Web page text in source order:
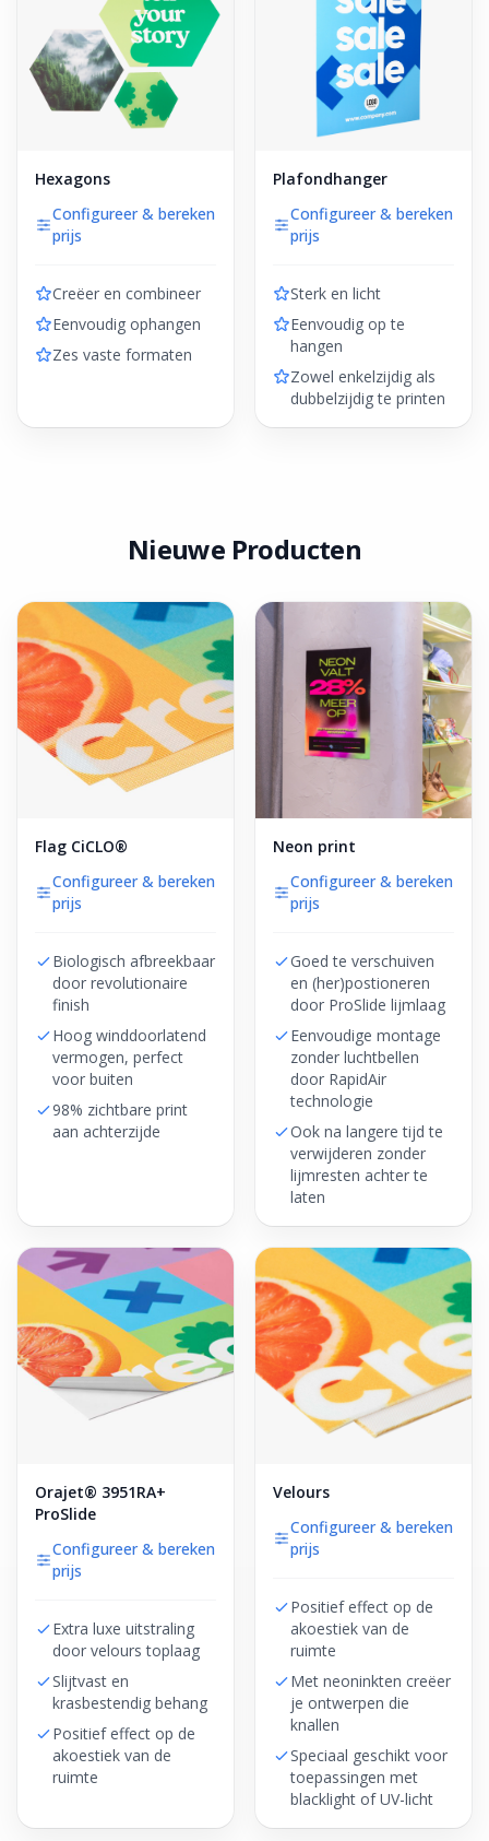
Hexagons
Configureer & bereken
prijs
Creëer en combineer
Eenvoudig ophangen
Zes vaste formaten
Plafondhanger
Configureer & bereken
prijs
Sterk en licht
Eenvoudig op te
hangen
Zowel enkelzijdig als
dubbelzijdig te printen
Nieuwe Producten
Flag CiCLO®
Configureer & bereken
prijs
Biologisch afbreekbaar
door revolutionaire
finish
Hoog winddoorlatend
vermogen, perfect
voor buiten
98% zichtbare print
aan achterzijde
Neon print
Configureer & bereken
prijs
Goed te verschuiven
en (her)postioneren
door ProSlide lijmlaag
Eenvoudige montage
zonder luchtbellen
door RapidAir
technologie
Ook na langere tijd te
verwijderen zonder
lijmresten achter te
laten
Orajet® 3951RA+
ProSlide
Configureer & bereken
prijs
Extra luxe uitstraling
door velours toplaag
Slijtvast en
krasbestendig behang
Positief effect op de
akoestiek van de
ruimte
Velours
Configureer & bereken
prijs
Positief effect op de
akoestiek van de
ruimte
Met neoninkten creëer
je ontwerpen die
knallen
Speciaal geschikt voor
toepassingen met
blacklight of UV-licht